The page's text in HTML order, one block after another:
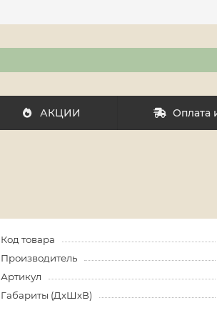
АКЦИИ Оплата
Код товара
Производитель
Артикул
Габариты (ДхШхВ)